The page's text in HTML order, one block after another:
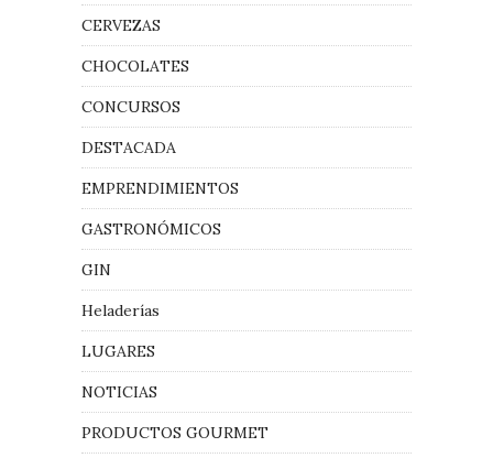
CERVEZAS
CHOCOLATES
CONCURSOS
DESTACADA
EMPRENDIMIENTOS
GASTRONÓMICOS
GIN
Heladerías
LUGARES
NOTICIAS
PRODUCTOS GOURMET